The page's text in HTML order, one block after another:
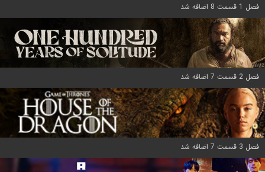
فصل 1 قسمت 8 اضافه شد
فصل 2 قسمت 7 اضافه شد
فصل 3 قسمت 7 اضافه شد